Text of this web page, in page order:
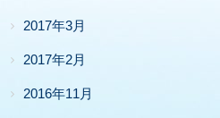
2017年3月
2017年2月
2016年11月